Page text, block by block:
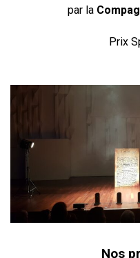
par la
Prix
Nos